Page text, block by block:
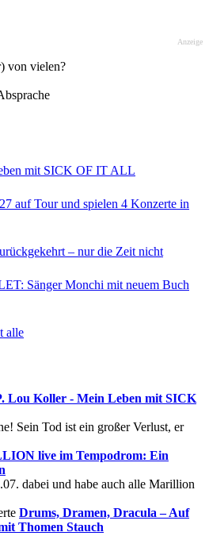
Anzeige
von vielen?
mit SICK OF IT ALL
auf Tour und spielen 4 Konzerte in
– nur die Zeit nicht
Sänger Monchi mit neuem Buch
alle
Lou Koller - Mein Leben mit SICK
Sein Tod ist ein großer Verlust, er
live im Tempodrom: Ein
dabei und habe auch alle Marillion
Drums, Dramen, Dracula – Auf
Thomen Stauch